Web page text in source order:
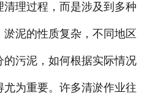
理过程，而是涉及到多种
泥的性质复杂，不同地区
污泥，如何根据实际情况
为重要。许多清淤作业往